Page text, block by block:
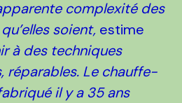
complexité des
soient, estime
à des techniques
réparables. Le chauffe-
il y a 35 ans